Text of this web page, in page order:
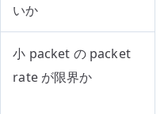
いか
小 packet の packet
rate が限界か